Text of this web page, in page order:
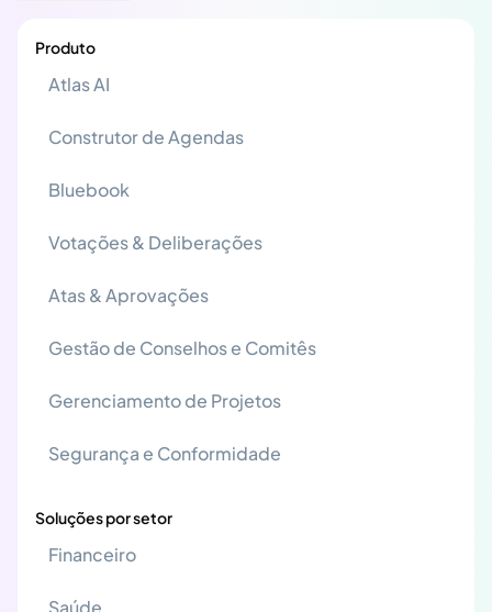
Produto
Atlas AI
Construtor de Agendas
Bluebook
Votações & Deliberações
Atas & Aprovações
Gestão de Conselhos e Comitês
Gerenciamento de Projetos
Segurança e Conformidade
Soluções por setor
Financeiro
Saúde